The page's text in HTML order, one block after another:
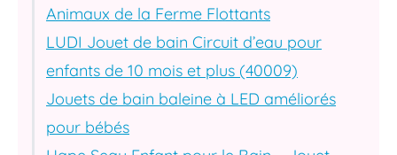
Animaux de la Ferme Flottants
LUDI Jouet de bain Circuit d’eau pour
enfants de 10 mois et plus (40009)
Jouets de bain baleine à LED améliorés
pour bébés